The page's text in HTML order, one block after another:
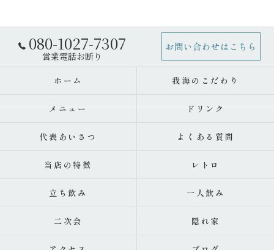
080-1027-7307 お問い合わせはこちら
ホーム 我海のこだわり
メニュー ドリンク
代表あいさつ よくある質問
当店の特徴 レトロ
立ち飲み 一人飲み
二次会 隠れ家